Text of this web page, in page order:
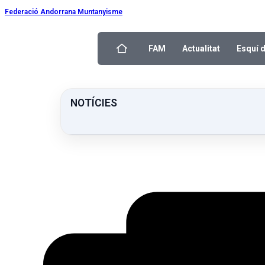
Federació Andorrana Muntanyisme
FAM Actualitat Esquí
NOTÍCIES